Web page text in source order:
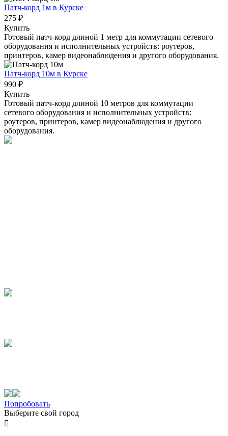
Патч-корд 1м в Курске
275 ₽
Купить
Готовый патч-корд длиной 1 метр для коммутации сетевого
оборудования и исполнительных устройств: роутеров,
принтеров, камер видеонаблюдения и другого оборудования.
Патч-корд 10м в Курске
990 ₽
Купить
Готовый патч-корд длиной 10 метров для коммутации
сетевого оборудования и исполнительных устройств:
роутеров, принтеров, камер видеонаблюдения и другого
оборудования.
Попробовать
Выберите свой город
